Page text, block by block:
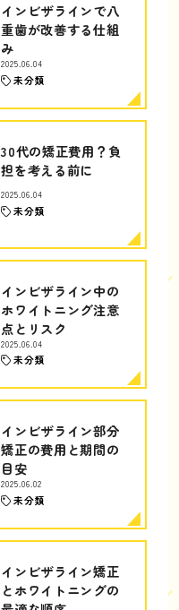
インビザラインで八
重歯が改善する仕組
み
2025.06.04
未分類
30代の矯正費用？負
担を考える前に
2025.06.04
未分類
インビザライン中の
ホワイトニング注意
点とリスク
2025.06.04
未分類
インビザライン部分
矯正の費用と期間の
目安
2025.06.02
未分類
インビザライン矯正
とホワイトニングの